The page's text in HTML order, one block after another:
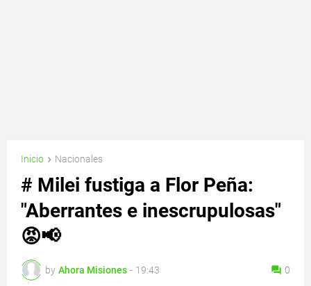
Inicio Nacionales
# Milei fustiga a Flor Peña:
"Aberrantes e inescrupulosas"
😡📢
by Ahora Misiones - 19:43 0